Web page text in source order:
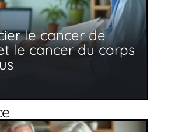
le cancer de
le cancer du corps